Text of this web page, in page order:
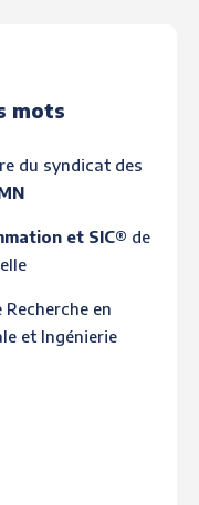
mots
du syndicat des
et SIC® de
Recherche en
et Ingénierie